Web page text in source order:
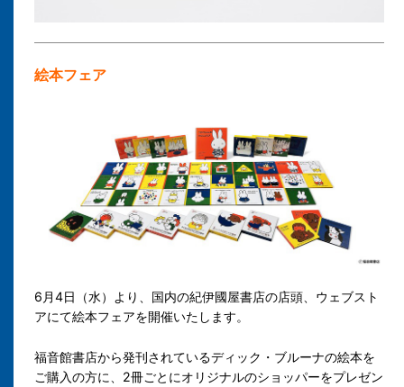
絵本フェア
6月4日（水）より、国内の紀伊國屋書店の店頭、ウェブスト
アにて絵本フェアを開催いたします。
福音館書店から発刊されているディック・ブルーナの絵本を
ご購入の方に、2冊ごとにオリジナルのショッパーをプレゼン